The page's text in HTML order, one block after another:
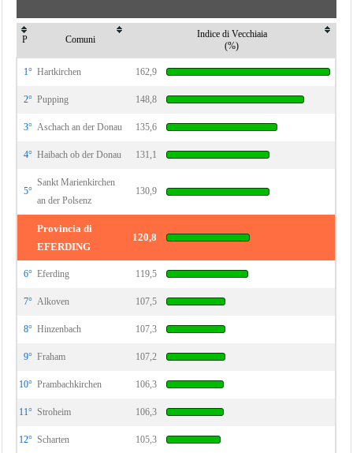
P Comuni
Indice di Vecchiaia
(%)
1° Hartkirchen 162,9
2° Pupping 148,8
3° Aschach an der Donau 135,6
4° Haibach ob der Donau 131,1
5°
Sankt Marienkirchen
an der Polsenz
130,9
Provincia di
EFERDING
120,8
6° Eferding 119,5
7° Alkoven 107,5
8° Hinzenbach 107,3
9° Fraham 107,2
10° Prambachkirchen 106,3
11° Stroheim 106,3
12° Scharten 105,3